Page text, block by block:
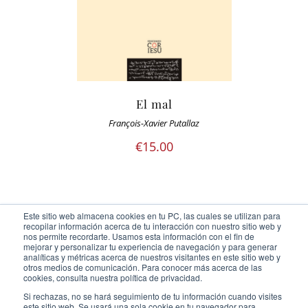
Este sitio web almacena cookies en tu PC, las cuales se utilizan para
recopilar información acerca de tu interacción con nuestro sitio web y
nos permite recordarte. Usamos esta información con el fin de
mejorar y personalizar tu experiencia de navegación y para generar
analíticas y métricas acerca de nuestros visitantes en este sitio web y
otros medios de comunicación. Para conocer más acerca de las
cookies, consulta nuestra política de privacidad.
Si rechazas, no se hará seguimiento de tu información cuando visites
El mal
François-Xavier Putallaz
€15.00
Ediciones Cor Iesu Copyright 2020 |id digital agency
Eliminar cookies